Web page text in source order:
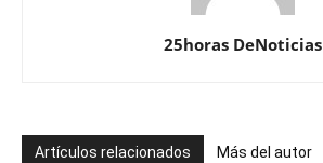
25horas DeNoticias
Artículos relacionados Más del autor